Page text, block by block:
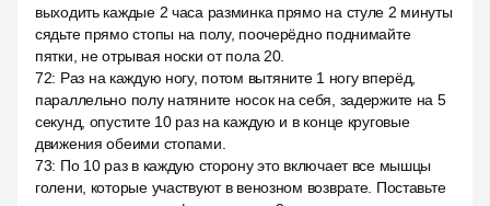
выходить каждые 2 часа разминка прямо на стуле 2 минуты
сядьте прямо стопы на полу, поочерёдно поднимайте
пятки, не отрывая носки от пола 20.
72: Раз на каждую ногу, потом вытяните 1 ногу вперёд,
параллельно полу натяните носок на себя, задержите на 5
секунд, опустите 10 раз на каждую и в конце круговые
движения обеими стопами.
73: По 10 раз в каждую сторону это включает все мышцы
голени, которые участвуют в венозном возврате. Поставьте